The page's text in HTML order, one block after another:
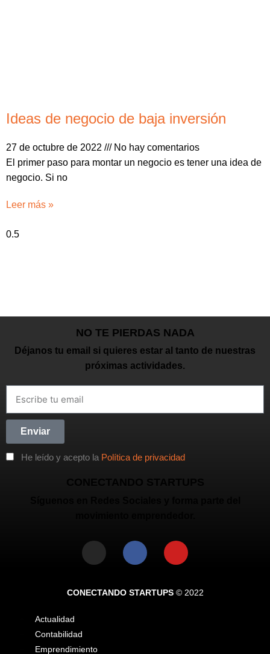
Ideas de negocio de baja inversión
27 de octubre de 2022
No hay comentarios
El primer paso para montar un negocio es tener una idea de
negocio. Si no
Leer más »
NO TE PIERDAS NADA
Déjanos tu email si quieres estar al tanto de nuestras
próximas actividades.
He leído y acepto la Política de privacidad
Enviar
CONECTANDO STARTUPS© 2022
Actualidad
Contabilidad
Emprendimiento